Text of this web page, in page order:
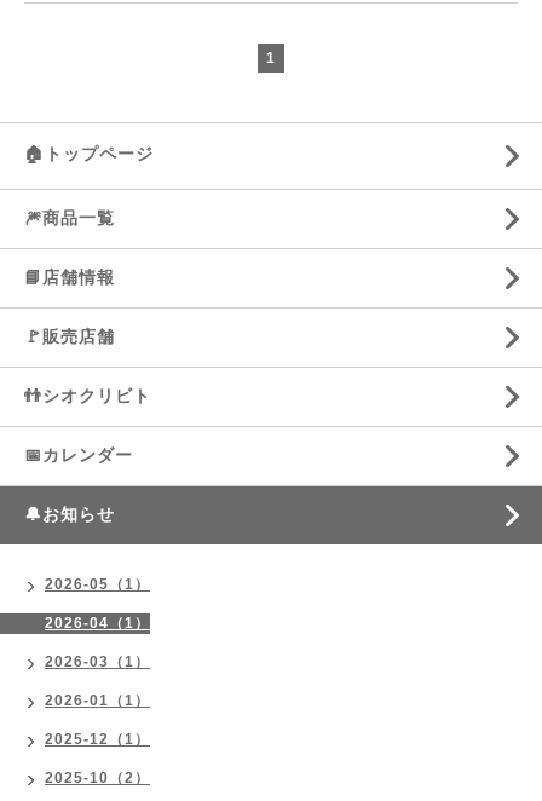
1
🏠トップページ
🎆商品一覧
📘店舗情報
🚩販売店舗
👬シオクリビト
📅カレンダー
🔔お知らせ
2026-05（1）
2026-04（1）
2026-03（1）
2026-01（1）
2025-12（1）
2025-10（2）